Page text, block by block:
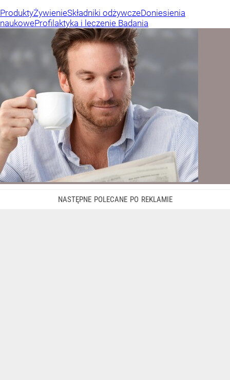
ProduktyŻywienieSkładniki odżywczeDoniesienia
naukoweProfilaktyka i leczenie Badania